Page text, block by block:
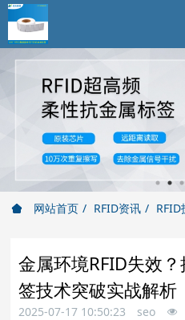
网站首页 RFID资讯
金属环境RFID失效
签技术突破实战解析
2025-07-17 10:50:23 seo